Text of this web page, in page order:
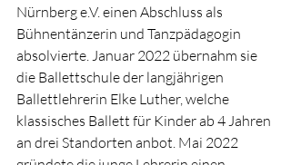
Nürnberg e.V. einen Abschluss als
Bühnentänzerin und Tanzpädagogin
absolvierte. Januar 2022 übernahm sie
die Ballettschule der langjährigen
Ballettlehrerin Elke Luther, welche
klassisches Ballett für Kinder ab 4 Jahren
an drei Standorten anbot. Mai 2022